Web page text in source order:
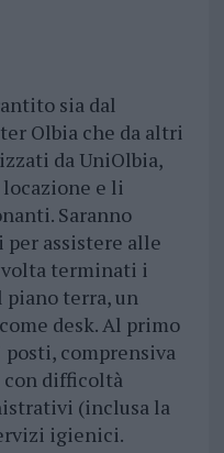
sia dal
Olbia che da altri
da UniOlbia,
locazione e li
Saranno
assistere alle
terminati i
piano terra, un
desk. Al primo
posti, comprensiva
difficoltà
(inclusa la
igienici.